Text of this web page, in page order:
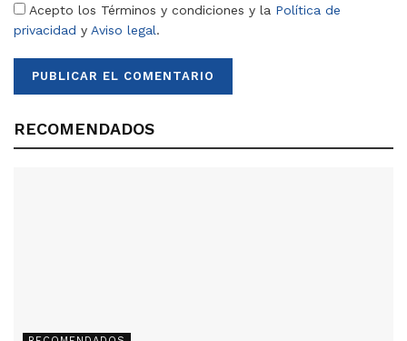
Acepto los Términos y condiciones y la Política de
privacidad y Aviso legal.
RECOMENDADOS